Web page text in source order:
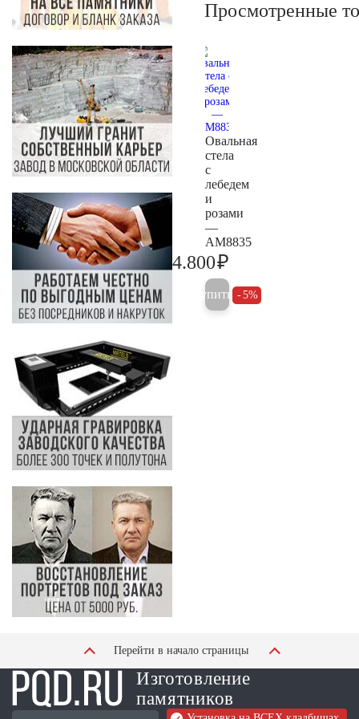
Просмотренные
Овальная
стела
с
лебедем
и
розами
—
AM8835
4.800₽
Купить 5%
Перейти в начало страницы
Изготовление
памятников